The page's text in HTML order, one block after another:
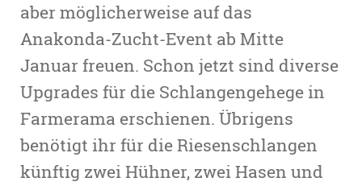
aber möglicherweise auf das
Anakonda-Zucht-Event ab Mitte
Januar freuen. Schon jetzt sind diverse
Upgrades für die Schlangengehege in
Farmerama erschienen. Übrigens
benötigt ihr für die Riesenschlangen
künftig zwei Hühner, zwei Hasen und